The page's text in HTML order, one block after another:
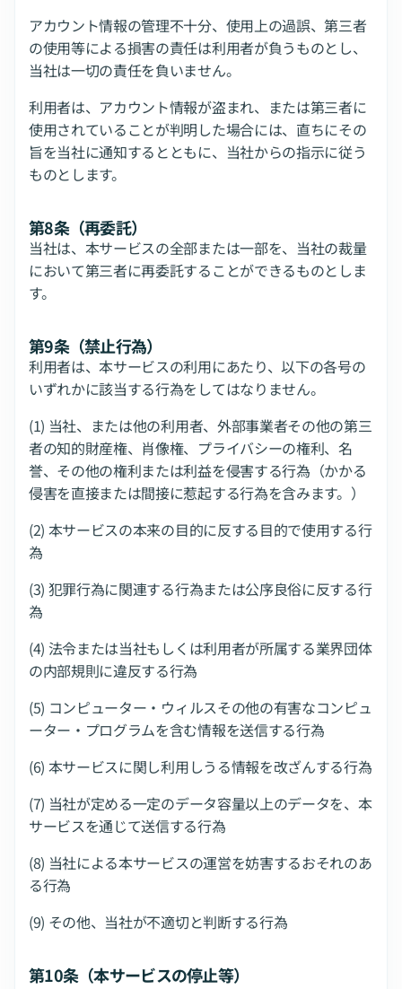
アカウント情報の管理不十分、使用上の過誤、第三者
の使用等による損害の責任は利用者が負うものとし、
当社は一切の責任を負いません。
利用者は、アカウント情報が盗まれ、または第三者に
使用されていることが判明した場合には、直ちにその
旨を当社に通知するとともに、当社からの指示に従う
ものとします。
第8条（再委託）
当社は、本サービスの全部または一部を、当社の裁量
において第三者に再委託することができるものとしま
す。
第9条（禁止行為）
利用者は、本サービスの利用にあたり、以下の各号の
いずれかに該当する行為をしてはなりません。
(1) 当社、または他の利用者、外部事業者その他の第三
者の知的財産権、肖像権、プライバシーの権利、名
誉、その他の権利または利益を侵害する行為（かかる
侵害を直接または間接に惹起する行為を含みます。）
(2) 本サービスの本来の目的に反する目的で使用する行
為
(3) 犯罪行為に関連する行為または公序良俗に反する行
為
(4) 法令または当社もしくは利用者が所属する業界団体
の内部規則に違反する行為
(5) コンピューター・ウィルスその他の有害なコンピュ
ーター・プログラムを含む情報を送信する行為
(6) 本サービスに関し利用しうる情報を改ざんする行為
(7) 当社が定める一定のデータ容量以上のデータを、本
サービスを通じて送信する行為
(8) 当社による本サービスの運営を妨害するおそれのあ
る行為
(9) その他、当社が不適切と判断する行為
第10条（本サービスの停止等）